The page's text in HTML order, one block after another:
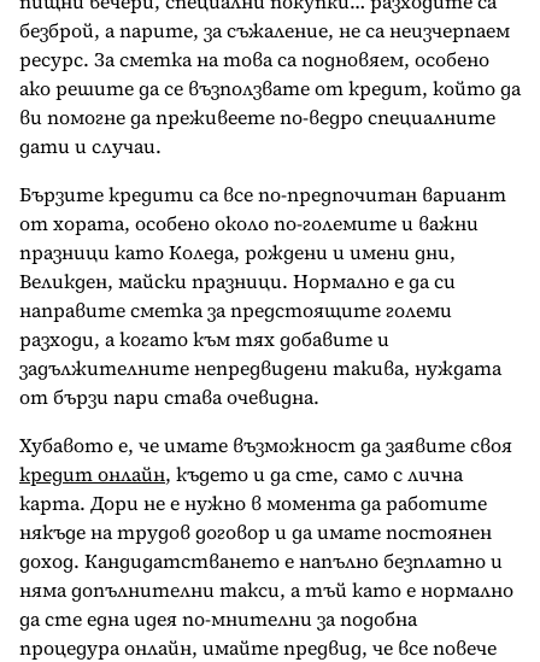
безброй, а парите, за съжаление, не са неизчерпаем
ресурс. За сметка на това са подновяем, особено
ако решите да се възползвате от кредит, който да
ви помогне да преживеете по-ведро специалните
дати и случаи.
Бързите кредити са все по-предпочитан вариант
от хората, особено около по-големите и важни
празници като Коледа, рождени и имени дни,
Великден, майски празници. Нормално е да си
направите сметка за предстоящите големи
разходи, а когато към тях добавите и
задължителните непредвидени такива, нуждата
от бързи пари става очевидна.
Хубавото е, че имате възможност да заявите своя
кредит онлайн, където и да сте, само с лична
карта. Дори не е нужно в момента да работите
някъде на трудов договор и да имате постоянен
доход. Кандидатстването е напълно безплатно и
няма допълнителни такси, а тъй като е нормално
да сте една идея по-мнителни за подобна
процедура онлайн, имайте предвид, че все повече